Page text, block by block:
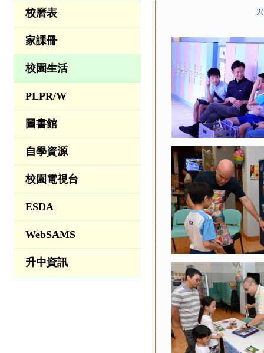
校曆表
家課冊
校園生活
PLPR/W
圖書館
自學資源
校園電視台
ESDA
WebSAMS
升中資訊